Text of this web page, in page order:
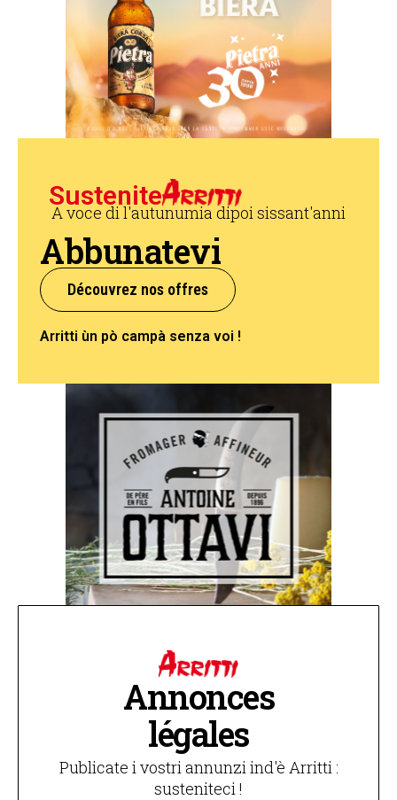
Sustenite
A voce di l'autunumia dipoi sissant'anni
Abbunatevi
Découvrez nos offres
Arritti ùn pò campà senza voi !
Annonces
légales
Publicate i vostri annunzi ind'è Arritti :
susteniteci !